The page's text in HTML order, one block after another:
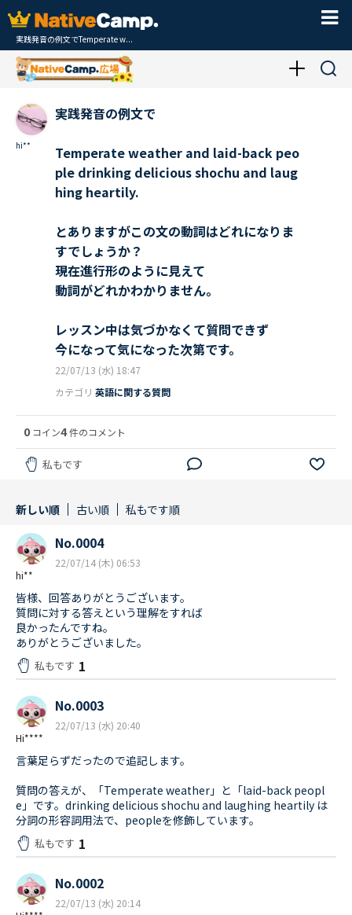
実践発音の例文でTemperate w...
hi**
実践発音の例文で
Temperate weather and laid-back peo
ple drinking delicious shochu and laug
hing heartily.
とありますがこの文の動詞はどれになりま
すでしょうか？
現在進行形のように見えて
動詞がどれかわかりません。
レッスン中は気づかなくて質問できず
今になって気になった次第です。
22/07/13 (水) 18:47
カテゴリ 英語に関する質問
0 コイン4件のコメント
私もです
新しい順 古い順 私もです順
hi**
No.0004
22/07/14 (木) 06:53
皆様、回答ありがとうございます。
質問に対する答えという理解をすれば
良かったんですね。
ありがとうございました。
私もです 1
Hi****
No.0003
22/07/13 (水) 20:40
言葉足らずだったので追記します。
質問の答えが、「Temperate weather」と「laid-back peopl
e」です。drinking delicious shochu and laughing heartily は
分詞の形容詞用法で、peopleを修飾しています。
私もです 1
No.0002
22/07/13 (水) 20:14